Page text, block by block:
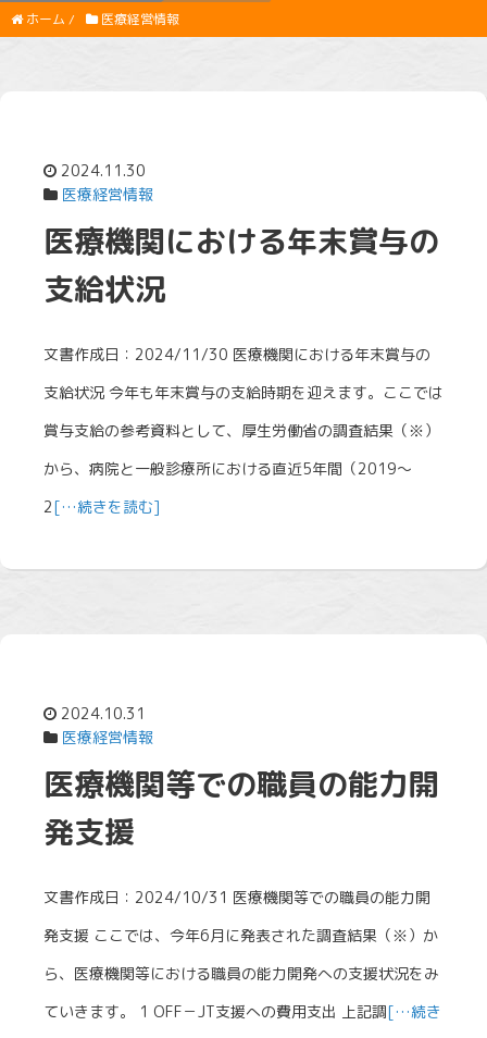
ホーム / 医療経営情報
2024.11.30
医療経営情報
医療機関における年末賞与の
支給状況
文書作成日：2024/11/30 医療機関における年末賞与の
支給状況 今年も年末賞与の支給時期を迎えます。ここでは
賞与支給の参考資料として、厚生労働省の調査結果（※）
から、病院と一般診療所における直近5年間（2019～
2[…続きを読む]
2024.10.31
医療経営情報
医療機関等での職員の能力開
発支援
文書作成日：2024/10/31 医療機関等での職員の能力開
発支援 ここでは、今年6月に発表された調査結果（※）か
ら、医療機関等における職員の能力開発への支援状況をみ
ていきます。 1 OFF－JT支援への費用支出 上記調[…続き